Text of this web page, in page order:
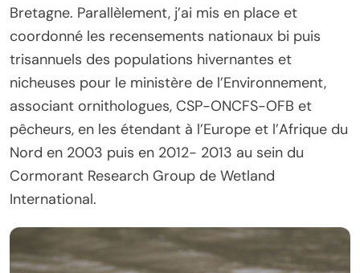
Bretagne. Parallèlement, j’ai mis en place et
coordonné les recensements nationaux bi puis
trisannuels des populations hivernantes et
nicheuses pour le ministère de l’Environnement,
associant ornithologues, CSP-ONCFS-OFB et
pêcheurs, en les étendant à l’Europe et l’Afrique du
Nord en 2003 puis en 2012- 2013 au sein du
Cormorant Research Group de Wetland
International.